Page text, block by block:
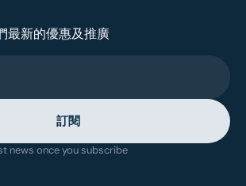
最新的優惠及推廣
訂閱
news once you subscribe